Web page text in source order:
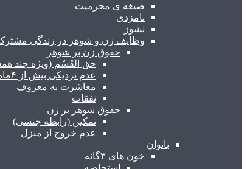
صیغه ی محرمیت
نامزدی
نشوز
وظایف زن و شوهر در زندگی
حقوق زن بر شوهر
حق القَسْم (ویژه چند
عدم نزدیکی بیش از ۴ماه
معاشرت به معروف
نفقات
حقوق شوهر بر زن
تمکین (رابطه جنسی)
عدم خروج از منزل
بانوان
خون های ۳گانه